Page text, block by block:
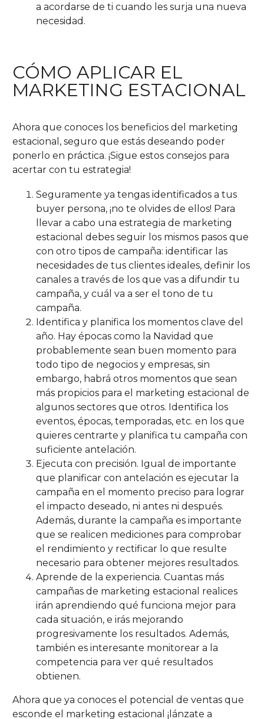
a acordarse de ti cuando les surja una nueva
necesidad.
CÓMO APLICAR EL
MARKETING ESTACIONAL
Ahora que conoces los beneficios del marketing
estacional, seguro que estás deseando poder
ponerlo en práctica. ¡Sigue estos consejos para
acertar con tu estrategia!
Seguramente ya tengas identificados a tus
buyer persona, ¡no te olvides de ellos! Para
llevar a cabo una estrategia de marketing
estacional debes seguir los mismos pasos que
con otro tipos de campaña: identificar las
necesidades de tus clientes ideales, definir los
canales a través de los que vas a difundir tu
campaña, y cuál va a ser el tono de tu
campaña.
Identifica y planifica los momentos clave del
año. Hay épocas como la Navidad que
probablemente sean buen momento para
todo tipo de negocios y empresas, sin
embargo, habrá otros momentos que sean
más propicios para el marketing estacional de
algunos sectores que otros. Identifica los
eventos, épocas, temporadas, etc. en los que
quieres centrarte y planifica tu campaña con
suficiente antelación.
Ejecuta con precisión. Igual de importante
que planificar con antelación es ejecutar la
campaña en el momento preciso para lograr
el impacto deseado, ni antes ni después.
Además, durante la campaña es importante
que se realicen mediciones para comprobar
el rendimiento y rectificar lo que resulte
necesario para obtener mejores resultados.
Aprende de la experiencia. Cuantas más
campañas de marketing estacional realices
irán aprendiendo qué funciona mejor para
cada situación, e irás mejorando
progresivamente los resultados. Además,
también es interesante monitorear a la
competencia para ver qué resultados
obtienen.
Ahora que ya conoces el potencial de ventas que
esconde el marketing estacional ¡lánzate a